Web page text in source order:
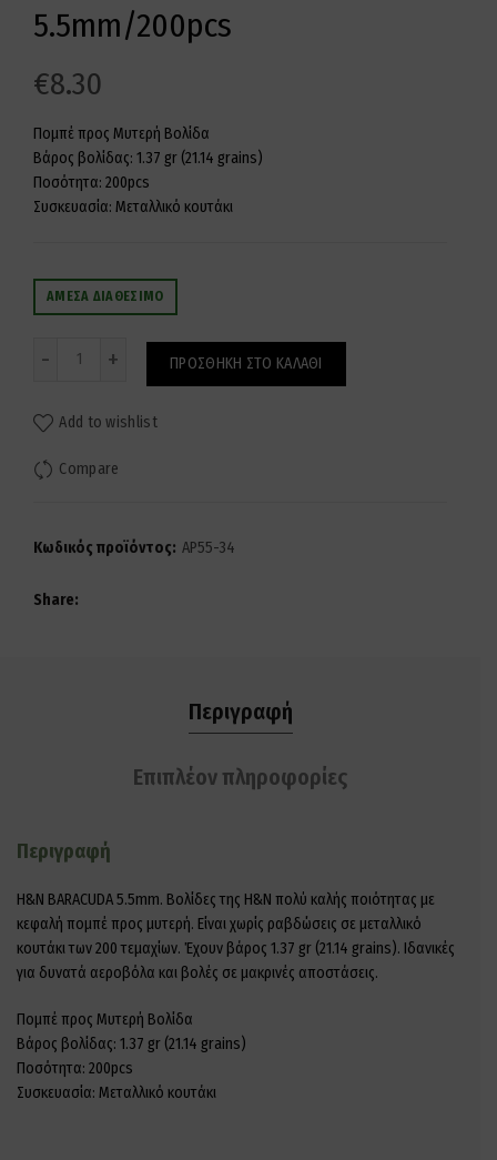
5.5mm/200pcs
€8.30
Πομπέ προς Μυτερή Βολίδα
Βάρος βολίδας: 1.37 gr (21.14 grains)
Ποσότητα: 200pcs
Συσκευασία: Μεταλλικό κουτάκι
ΆΜΕΣΑ ΔΙΑΘΈΣΙΜΟ
ΠΡΟΣΘΉΚΗ ΣΤΟ ΚΑΛΆΘΙ
Add to wishlist
Compare
Κωδικός προϊόντος: AP55-34
Share
Περιγραφή
Επιπλέον πληροφορίες
Περιγραφή
H&N BARACUDA 5.5mm. Βολίδες της H&N πολύ καλής ποιότητας με
κεφαλή πομπέ προς μυτερή. Είναι χωρίς ραβδώσεις σε μεταλλικό
κουτάκι των 200 τεμαχίων. Έχουν βάρος 1.37 gr (21.14 grains). Ιδανικές
για δυνατά αεροβόλα και βολές σε μακρινές αποστάσεις.
Πομπέ προς Μυτερή Βολίδα
Βάρος βολίδας: 1.37 gr (21.14 grains)
Ποσότητα: 200pcs
Συσκευασία: Μεταλλικό κουτάκι